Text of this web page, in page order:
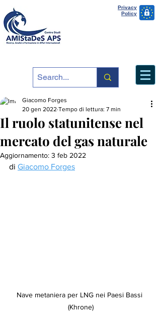
Privacy
Policy
Il ruolo statunitense nel
mercato del gas naturale
Giacomo Forges
20 gen 2022 Tempo di lettura: 7 min
Aggiornamento: 3 feb 2022
di Giacomo Forges
Nave metaniera per LNG nei Paesi Bassi
(Khrone)